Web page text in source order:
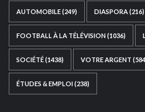
AUTOMOBILE(249) DIASPORA(216)
FOOTBALL À LA TÉLÉVISION(1036)
SOCIÉTÉ(1438) VOTRE ARGENT
ÉTUDES & EMPLOI(238)